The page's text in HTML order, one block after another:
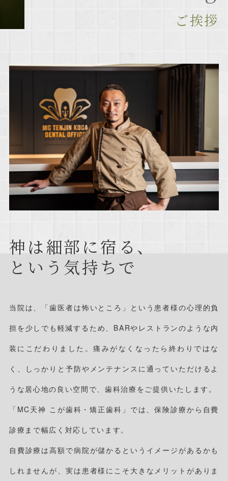
ご挨拶
神は細部に宿る、
という気持ちで
当院は、「歯医者は怖いところ」という患者様の心理的負
担を少しでも軽減するため、BARやレストランのような内
装にこだわりました。痛みがなくなったら終わりではな
く、しっかりと予防やメンテナンスに通っていただけるよ
うな居心地の良い空間で、歯科治療をご提供いたします。
「MC天神 こが歯科・矯正歯科」では、保険診療から自費
診療まで幅広く対応しています。
自費診療は高額で病院が儲かるというイメージがあるかも
しれませんが、実は患者様にこそ大きなメリットがありま